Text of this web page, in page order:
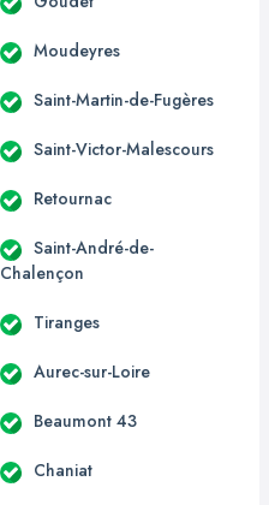
Moudeyres
Saint-Martin-de-Fugères
Saint-Victor-Malescours
Retournac
Saint-André-de-
Chalençon
Tiranges
Aurec-sur-Loire
Beaumont 43
Chaniat